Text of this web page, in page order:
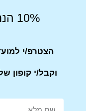
10% הנחה לקניה הראשונה
הצטרפ/י
וקבל/י קופון של 10% הנחה לקניה